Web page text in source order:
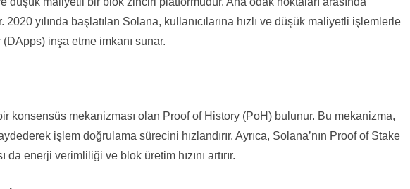
yılında başlatılan Solana, kullanıcılarına hızlı ve düşük maliyetli işlemlerle
inşa etme imkanı sunar.
konsensüs mekanizması olan Proof of History (PoH) bulunur. Bu mekanizma,
işlem doğrulama sürecini hızlandırır. Ayrıca, Solana’nın Proof of Stake
enerji verimliliği ve blok üretim hızını artırır.